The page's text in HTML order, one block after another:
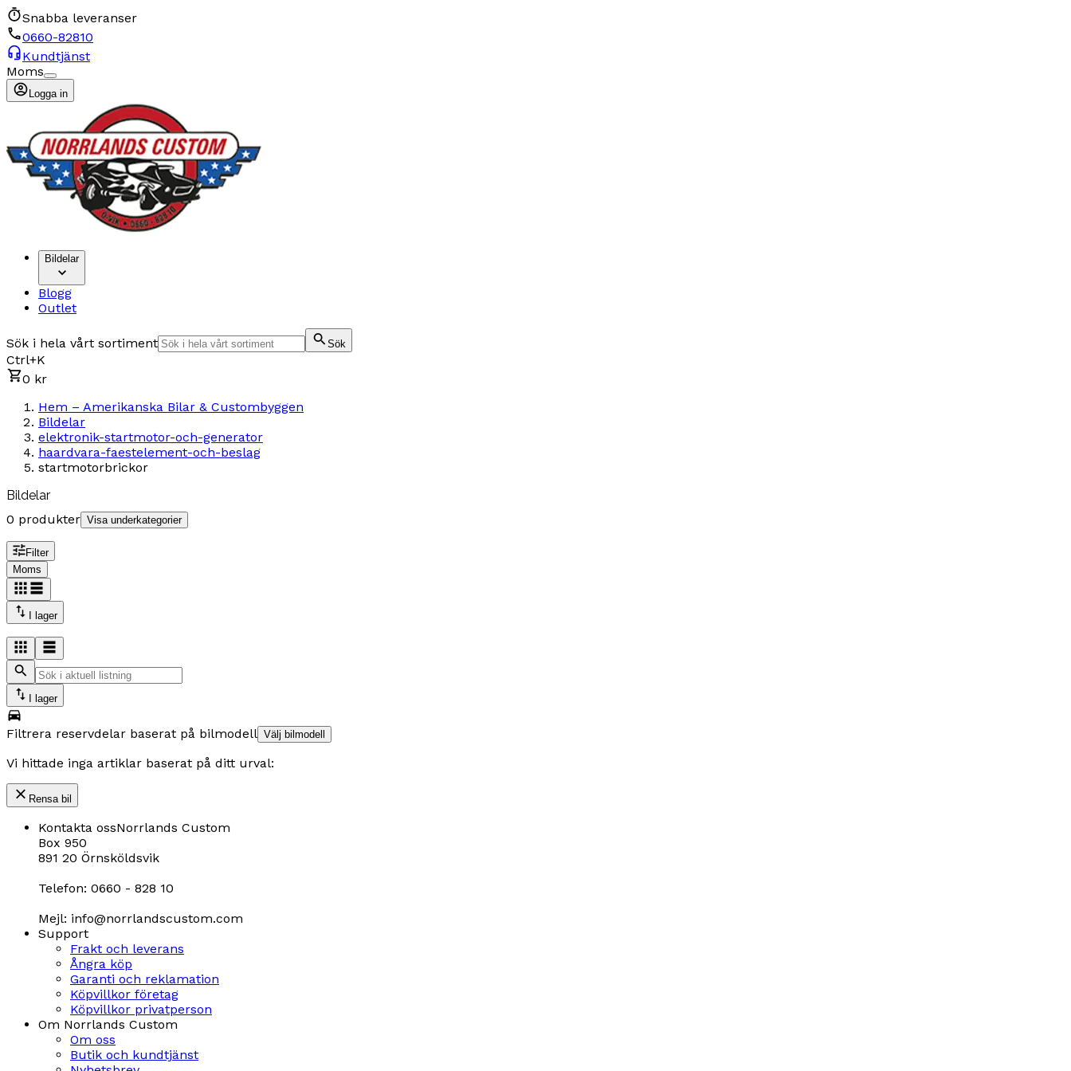
Snabba leveranser
0660-82810
Kundtjänst
Moms
Logga in
Bildelar
Blogg
Outlet
Sök i hela vårt sortiment Sök
Ctrl+K
0 kr
Hem – Amerikanska Bilar & Custombyggen
Bildelar
elektronik-startmotor-och-generator
haardvara-faestelement-och-beslag
startmotorbrickor
Bildelar
0 produkter Visa underkategorier
Filter
Moms
I lager
I lager
Filtrera reservdelar baserat på bilmodell Välj bilmodell
Vi hittade inga artiklar baserat på ditt urval:
Rensa bil
Kontakta ossNorrlands Custom
Box 950
891 20 Örnsköldsvik
Telefon: 0660 - 828 10
Mejl: info@norrlandscustom.com
Support
Frakt och leverans
Ångra köp
Garanti och reklamation
Köpvillkor företag
Köpvillkor privatperson
Om Norrlands Custom
Om oss
Butik och kundtjänst